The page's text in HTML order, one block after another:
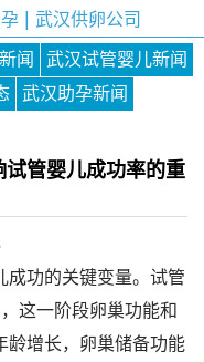
| 武汉供卵公司
闻
武汉试管婴儿新闻
武汉助孕新闻
管婴儿成功率的重
功的关键变量。试管
这一阶段卵巢功能和
龄增长，卵巢储备功能